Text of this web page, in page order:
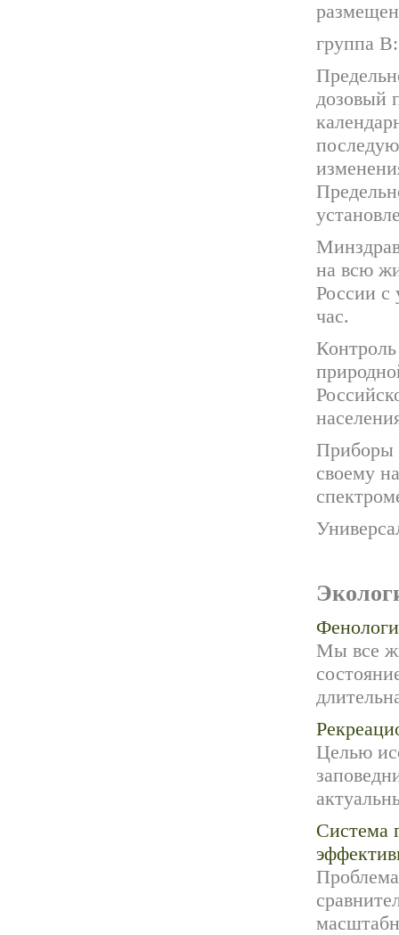
группа
дозовый
на всю
России с
час.
Приборы
своему
Мы все
Целью
Система